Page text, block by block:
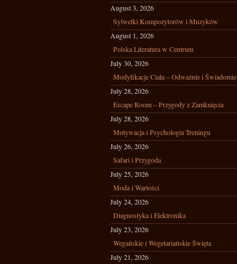
August 3, 2026
Sylwetki Kompozytorów i Muzyków
August 1, 2026
Polska Literatura w Centrum
July 30, 2026
Modyfikacje Ciała – Odważnie i Świadomie
July 28, 2026
Escape Room – Przygody z Zamknięcia
July 28, 2026
Motywacja i Psychologia Treningu
July 26, 2026
Safari i Przygoda
July 25, 2026
Moda i Wartości
July 24, 2026
Diagnostyka i Elektronika
July 23, 2026
Wegańskie i Wegetariańskie Święta
July 21, 2026